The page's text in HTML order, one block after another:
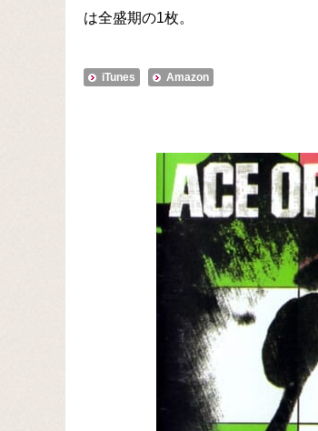
は全盛期の1枚。
iTunes Amazon